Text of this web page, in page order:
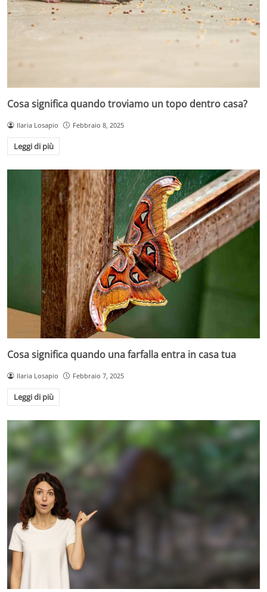
Cosa significa quando troviamo un topo dentro casa?
Ilaria Losapio Febbraio 8, 2025
Leggi di più
Cosa significa quando una farfalla entra in casa tua
Ilaria Losapio Febbraio 7, 2025
Leggi di più